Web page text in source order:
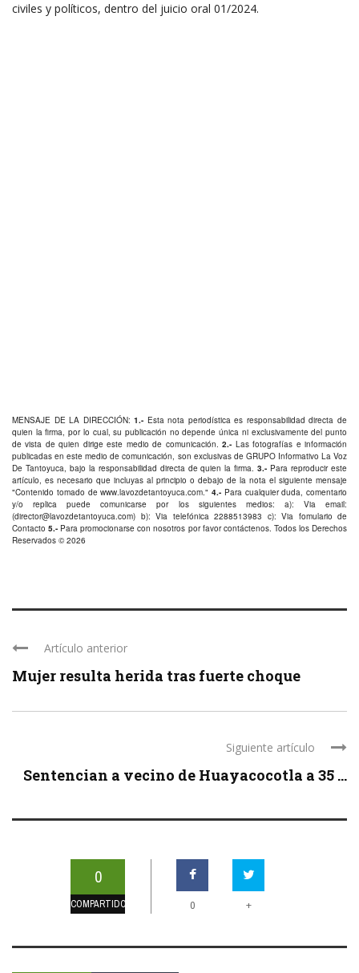
civiles y políticos, dentro del juicio oral 01/2024.
MENSAJE DE LA DIRECCIÓN:1.- Esta nota periodística es responsabilidad directa de
quien la firma, por lo cual, su publicación no depende única ni exclusivamente del punto
de vista de quien dirige este medio de comunicación.2.- Las fotografías e información
publicadas en este medio de comunicación, son exclusivas de GRUPO Informativo La Voz
De Tantoyuca, bajo la responsabilidad directa de quien la firma.3.- Para reproducir este
artículo, es necesario que incluyas al principio o debajo de la nota el siguiente mensaje
"Contenido tomado dewww.lavozdetantoyuca.com." 4.- Para cualquier duda, comentario
y/o replica puede comunicarse por los siguientes medios: a): Via email:
(director@lavozdetantoyuca.com) b): Via telefónica 2288513983 c): Via fomulario de
Contacto 5.- Para promocionarse con nosotros por favorcontáctenos. Todos los Derechos
Reservados © 2026
Artículo anterior
Mujer resulta herida tras fuerte choque
Siguiente artículo
Sentencian a vecino de Huayacocotla a 35 ...
0
COMPARTIDOS 0 +